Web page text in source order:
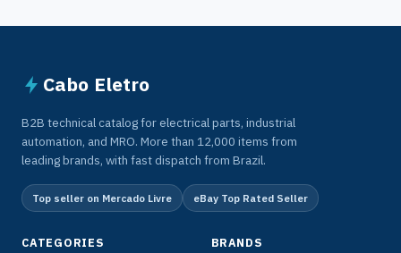
Cabo Eletro
B2B technical catalog for electrical parts, industrial
automation, and MRO. More than 12,000 items from
leading brands, with fast dispatch from Brazil.
Top seller on Mercado Livre eBay Top Rated Seller
CATEGORIES BRANDS